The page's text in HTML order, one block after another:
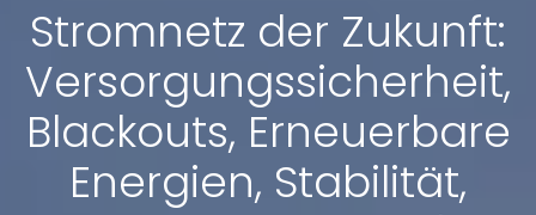
Stromnetz der Zukunft:
Versorgungssicherheit,
Blackouts, Erneuerbare
Energien, Stabilität,